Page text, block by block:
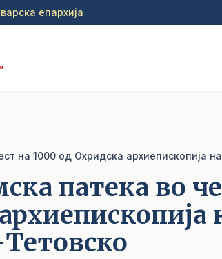
епархија
на 1000 од Охридска архиепископија
патека во